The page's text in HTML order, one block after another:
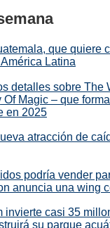
que quiere
Latina
detalles sobre The
Magic – que
en 2025
atracción de
podría vender
anuncia una wing
invierte casi 35
su parque